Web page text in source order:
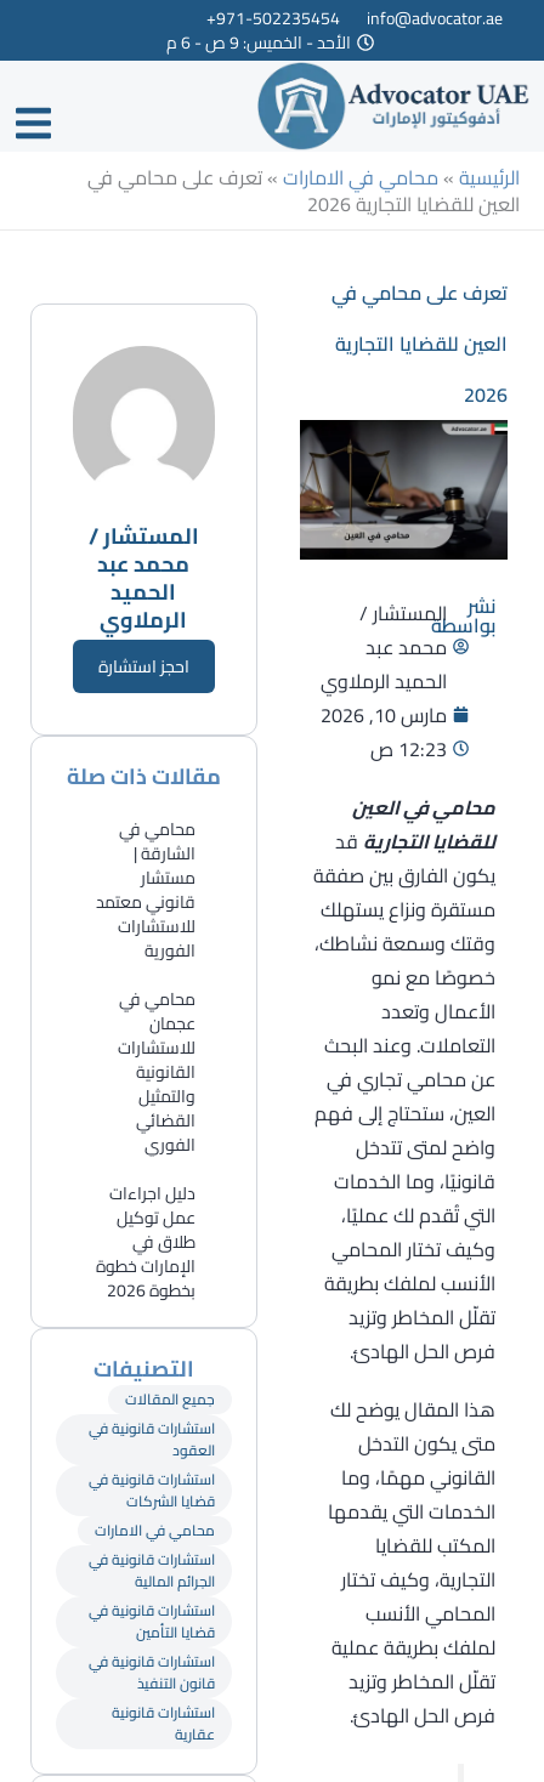
تخطي
المحتوى
info@advocator.ae
971-502235454+
الأحد - الخميس: 9 ص - 6 م
الرئيسية» محامي في الامارات»تعرف على محامي في
العين للقضايا التجارية 2026
تعرف على محامي في
العين للقضايا التجارية
2026
نشر
بواسطةالمستشار /
محمد عبد
الحميد الرملاوي
مارس 10, 2026
12:23 ص
محامي في العين
للقضايا التجارية قد
يكون الفارق بين صفقة
مستقرة ونزاع يستهلك
وقتك وسمعة نشاطك،
خصوصًا مع نمو
الأعمال وتعدد
التعاملات. وعند البحث
عن محامي تجاري في
العين، ستحتاج إلى فهم
واضح لمتى تتدخل
قانونيًا، وما الخدمات
التي تُقدم لك عمليًا،
وكيف تختار المحامي
الأنسب لملفك بطريقة
تقلّل المخاطر وتزيد
فرص الحل الهادئ.
هذا المقال يوضح لك
متى يكون التدخل
القانوني مهمًا، وما
الخدمات التي يقدمها
المكتب للقضايا
التجارية، وكيف تختار
المحامي الأنسب
لملفك بطريقة عملية
تقلّل المخاطر وتزيد
فرص الحل الهادئ.
المستشار /
محمد عبد
الحميد
الرملاوي
احجز استشارة
مقالات ذات صلة
محامي في
الشارقة |
مستشار
قانوني معتمد
للاستشارات
الفورية
​محامي في
عجمان
للاستشارات
القانونية
والتمثيل
القضائي
الفوري
دليل اجراءات
عمل توكيل
طلاق في
الإمارات خطوة
بخطوة 2026
التصنيفات
جميع المقالات
استشارات قانونية في
العقود
استشارات قانونية في
قضايا الشركات
محامي في الامارات
استشارات قانونية في
الجرائم المالية
استشارات قانونية في
قضايا التأمين
استشارات قانونية في
قانون التنفيذ
استشارات قانونية
عقارية